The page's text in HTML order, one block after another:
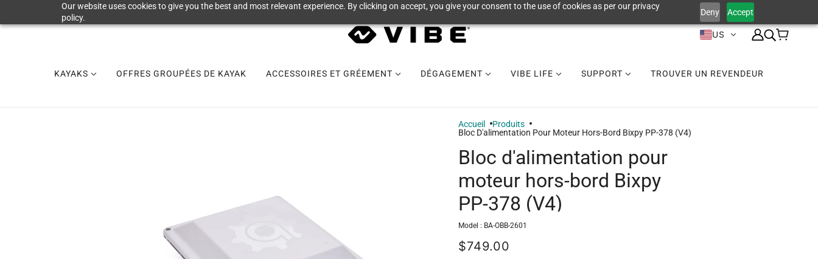
Our website uses cookies to give you the best and most relevant experience. By clicking on accept, you give your consent to the use of cookies as per our privacy
policy.
Deny Accept
US
KAYAKS OFFRES GROUPÉES DE KAYAK ACCESSOIRES ET GRÉEMENT DÉGAGEMENT VIBE LIFE SUPPORT TROUVER UN REVENDEUR
Accueil
Produits
Bloc D'alimentation Pour Moteur Hors-Bord Bixpy PP-378 (V4)
Bloc d'alimentation pour
moteur hors-bord Bixpy
PP-378 (V4)
Model : BA-OBB-2601
$749.00